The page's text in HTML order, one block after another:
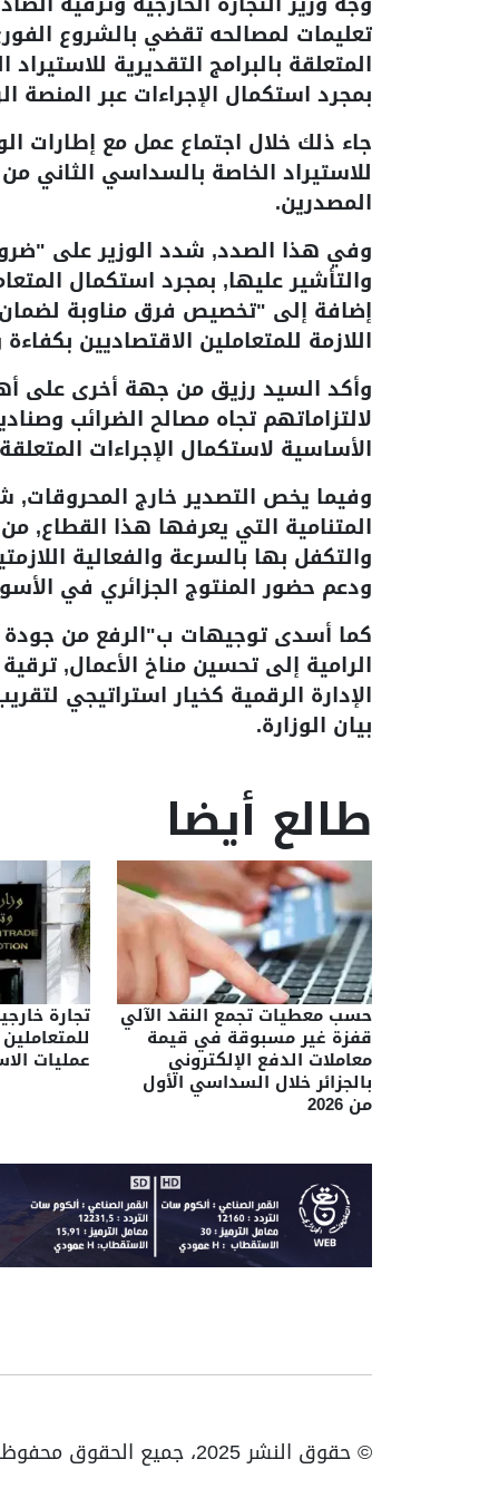
تعليمات لمصالحه تقضي بالشروع
المتعلقة بالبرامج التقديرية
بمجرد استكمال الإجراءات عبر المنصة
جاء ذلك خلال اجتماع عمل مع إطارات
للاستيراد الخاصة بالسداسي الثاني
المصدرين.
وفي هذا الصدد, شدد الوزير على
والتأشير عليها, بمجرد استكمال
إضافة إلى "تخصيص فرق مناوبة لضمان
اللازمة للمتعاملين الاقتصاديين
وأكد السيد رزيق من جهة أخرى على
لالتزاماتهم تجاه مصالح الضرائب
الأساسية لاستكمال الإجراءات
وفيما يخص التصدير خارج المحروقات,
المتنامية التي يعرفها هذا القطاع,
والتكفل بها بالسرعة والفعالية
ودعم حضور المنتوج الجزائري في
كما أسدى توجيهات ب"الرفع من جودة
الرامية إلى تحسين مناخ الأعمال,
الإدارة الرقمية كخيار استراتيجي
بيان الوزارة.
طالع أيضا
حسب معطيات تجمع النقد الآلي
قفزة غير مسبوقة في قيمة
معاملات الدفع الإلكتروني
بالجزائر خلال السداسي الأول
من 2026
تجارة
عمليات
© حقوق النشر 2025، جميع الحقوق محفوظة ENTV | الهاتف: 023531010 | فاكس: 023531093 / 023531998